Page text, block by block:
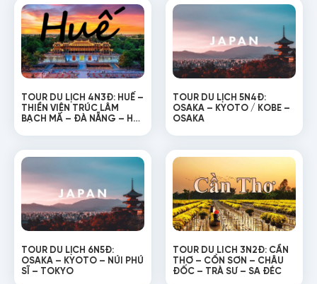
TOUR DU LỊCH 4N3Đ: HUẾ –
THIỀN VIỆN TRÚC LÂM
BẠCH MÃ – ĐÀ NẴNG – HỘI
TOUR DU LỊCH 5N4Đ:
OSAKA – KYOTO / KOBE –
OSAKA
TOUR DU LỊCH 6N5Đ:
OSAKA – KYOTO – NÚI PHÚ
SĨ – TOKYO
TOUR DU LICH 3N2Đ: CẦN
THƠ – CỒN SƠN – CHÂU
ĐỐC – TRÀ SƯ – SA ĐÉC